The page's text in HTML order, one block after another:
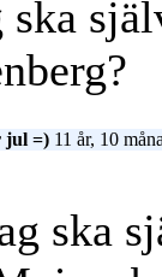
jul =) 11 år, 10
ska